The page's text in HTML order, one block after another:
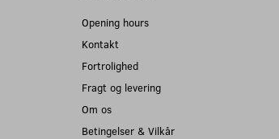
Opening hours
Kontakt
Fortrolighed
Fragt og levering
Om os
Betingelser & Vilkår